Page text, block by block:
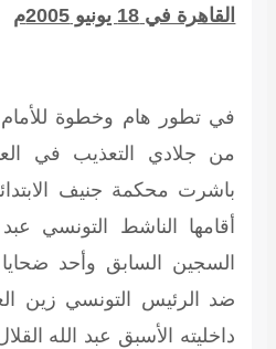
القاهرة في 18 يونيو 2005م
في تطور هام وخطوة
من جلادي التعذيب في
باشرت محكمة جنيف
أقامها الناشط التونسي
السجين السابق وأحد
ضد الرئيس التونسي زين
داخليته الأسبق عبد الله